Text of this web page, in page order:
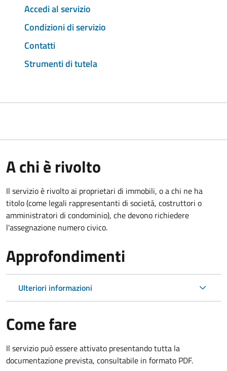
Accedi al servizio
Condizioni di servizio
Contatti
Strumenti di tutela
A chi è rivolto
Il servizio è rivolto ai proprietari di immobili, o a chi ne ha
titolo (come legali rappresentanti di società, costruttori o
amministratori di condominio), che devono richiedere
l'assegnazione numero civico.
Approfondimenti
Ulteriori informazioni
Come fare
Il servizio può essere attivato presentando tutta la
documentazione prevista, consultabile in formato PDF.